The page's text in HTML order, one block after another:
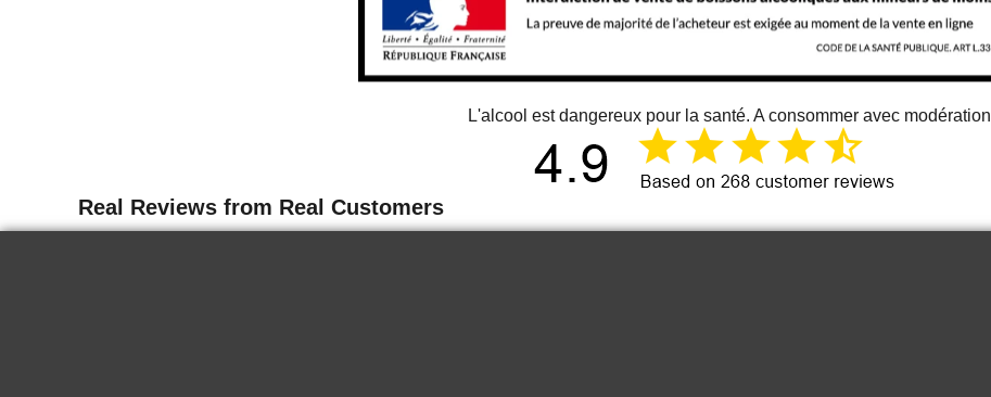
L'alcool est dangereux pour la santé. A consommer avec modération